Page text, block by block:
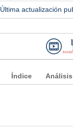
Última actualización
Índice Análisis